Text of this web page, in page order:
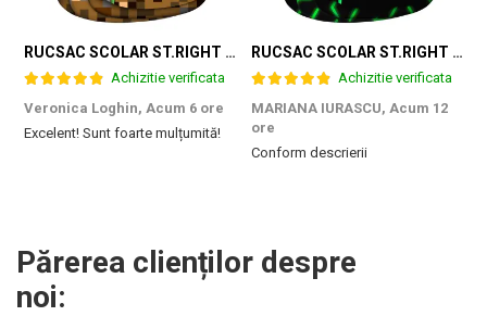
RUCSAC SCOLAR ST.RIGHT 4 COMPARTIMENTE BP-04 GAME ZONE 698187
Achizitie verificata
Veronica Loghin, Acum 6 ore
Excelent! Sunt foarte mulțumită!
RUCSAC SCOLAR ST.RIGHT 4 COMPARTIMENTE BP-04 GREEN LEVEL 301339
Achizitie verificata
MARIANA IURASCU, Acum 12
ore
Conform descrierii
Părerea clienților despre
noi: